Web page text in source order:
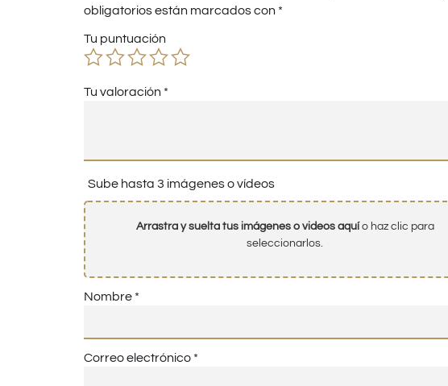
obligatorios están marcados con *
Tu puntuación
Tu valoración *
Sube hasta 3 imágenes o vídeos
Arrastra y suelta tus imágenes o videos aquío haz clic para
seleccionarlos.
Nombre *
Correo electrónico *